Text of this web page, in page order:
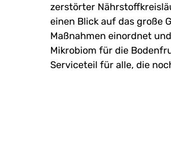
zerstörter
einen Blick auf das große
Maßnahmen einordnet
Mikrobiom für die
Serviceteil für alle, die